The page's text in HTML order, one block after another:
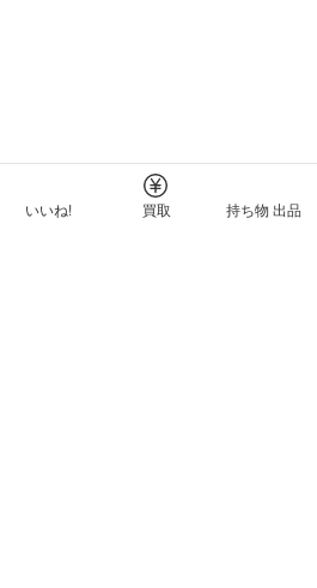
いいね! 買取 持ち物 出品